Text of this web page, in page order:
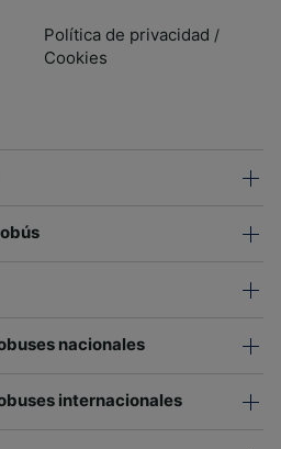
Política de privacidad /
Cookies
nacionales
internacionales